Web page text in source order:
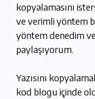
kopyalamasını
ve verimli yöntem
yöntem denedim ve
paylaşıyorum.
Yazısını
kod blogu içinde